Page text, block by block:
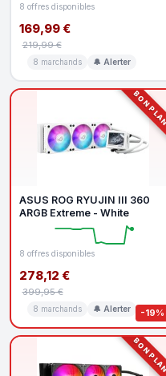
8 offres disponibles
169,99 €
219,99 €
8 marchands 🔔 Alerter
BON
-19%
ASUS ROG RYUJIN III 360
ARGB Extreme - White
8 offres disponibles
278,12 €
399,95 €
8 marchands 🔔 Alerter
BON